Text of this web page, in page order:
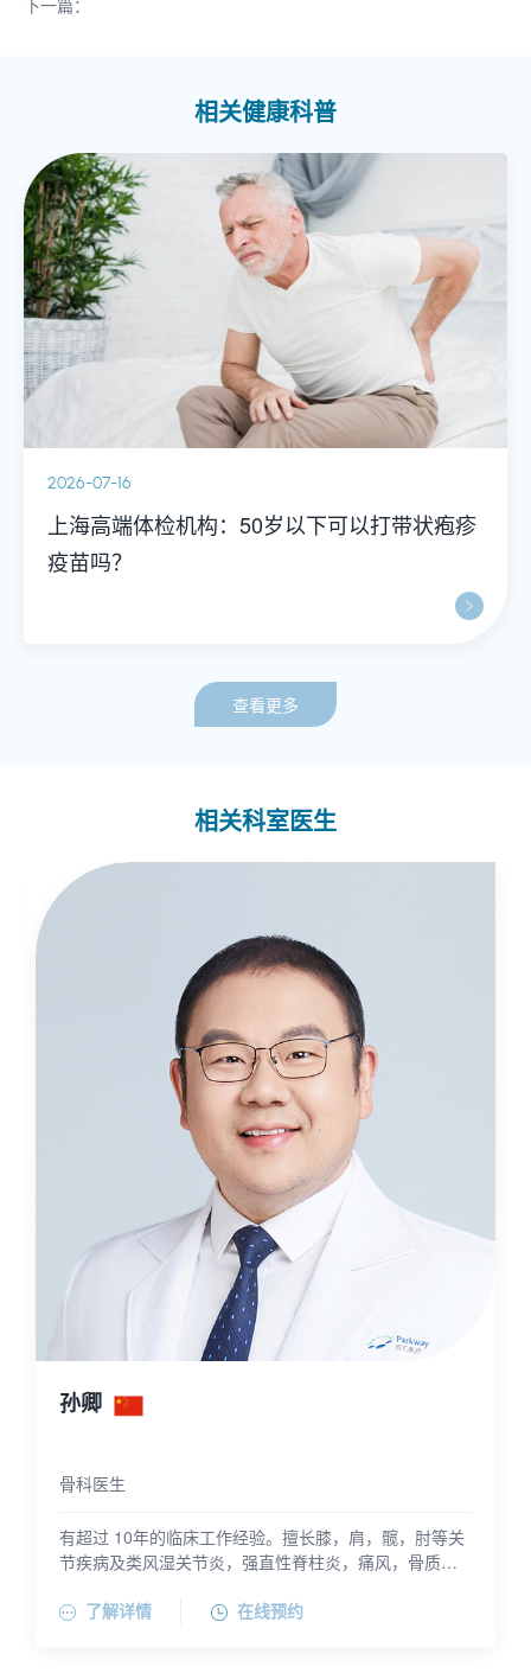
相关健康科普
2026-07-16
上海高端体检机构：50岁以下可以打带状疱疹
疫苗吗？
查看更多
相关科室医生
孙卿
骨科医生
有超过 10年的临床工作经验。擅长膝，肩，髋，肘等关
节疾病及类风湿关节炎，强直性脊柱炎，痛风，骨质疏
的诊断、保守及手术治疗；擅长颈椎病、腰椎间盘突出
了解详情 在线预约